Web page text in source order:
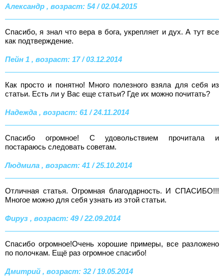
Александр , возраст: 54 / 02.04.2015
Спасибо, я знал что вера в бога, укрепляет и дух. А тут все
как подтверждение.
Пейн 1 , возраст: 17 / 03.12.2014
Как просто и понятно! Много полезного взяла для себя из
статьи. Есть ли у Вас еще статьи? Где их можно почитать?
Надежда , возраст: 61 / 24.11.2014
Спасибо огромное! С удовольствием прочитала и
постараюсь следовать советам.
Людмила , возраст: 41 / 25.10.2014
Отличная статья. Огромная благодарность. И СПАСИБО!!!
Многое можно для себя узнать из этой статьи.
Фируз , возраст: 49 / 22.09.2014
Спасибо огромное!Очень хорошие примеры, все разложено
по полочкам. Ещё раз огромное спасибо!
Дмитрий , возраст: 32 / 19.05.2014